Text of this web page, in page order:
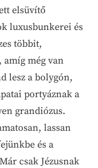
elsüvítő
luxusbunkerei és
többit,
amíg még van
lesz a bolygón,
portyáznak a
grandiózus.
lassan
és a
csak Jézusnak